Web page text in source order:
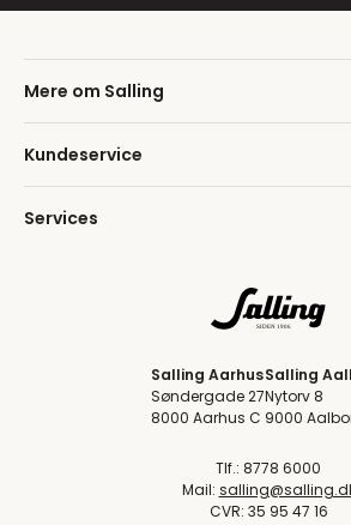
Mere om Salling
Kundeservice
Services
Salling Aarhus
Søndergade 27
8000 Aarhus C
Salling
Nytorv 8
9000
Tlf.: 8778 6000
Mail:
CVR: 35 95 47 16